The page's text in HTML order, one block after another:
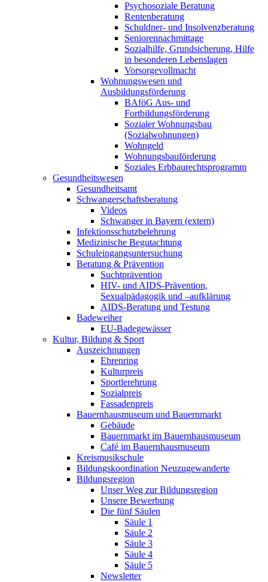
Psychosoziale Beratung
Rentenberatung
Schuldner- und Insolvenzberatung
Seniorennachmittage
Sozialhilfe, Grundsicherung, Hilfe
in besonderen Lebenslagen
Vorsorgevollmacht
Wohnungswesen und
Ausbildungsförderung
BAföG Aus- und
Fortbildungsförderung
Sozialer Wohnungsbau
(Sozialwohnungen)
Wohngeld
Wohnungsbauförderung
Soziales Erbbaurechtsprogramm
Gesundheitswesen
Gesundheitsamt
Schwangerschaftsberatung
Videos
Schwanger in Bayern (extern)
Infektionsschutzbelehrung
Medizinische Begutachtung
Schuleingangsuntersuchung
Beratung & Prävention
Suchtprävention
HIV- und AIDS-Prävention,
Sexualpädagogik und –aufklärung
AIDS-Beratung und Testung
Badeweiher
EU-Badegewässer
Kultur, Bildung & Sport
Auszeichnungen
Ehrenring
Kulturpreis
Sportlerehrung
Sozialpreis
Fassadenpreis
Bauernhausmuseum und Bauernmarkt
Gebäude
Bauernmarkt im Bauernhausmuseum
Café im Bauernhausmuseum
Kreismusikschule
Bildungskoordination Neuzugewanderte
Bildungsregion
Unser Weg zur Bildungsregion
Unsere Bewerbung
Die fünf Säulen
Säule 1
Säule 2
Säule 3
Säule 4
Säule 5
Newsletter